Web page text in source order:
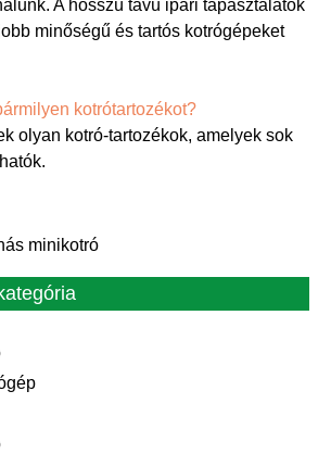
A hosszú távú ipari tapasztalatok
minőségű és tartós kotrógépeket
kotrótartozékot?
olyan kotró-tartozékok, amelyek sok
minikotró